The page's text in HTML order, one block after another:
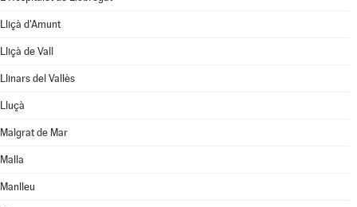
Lliçà d'Amunt
Lliçà de Vall
Llinars del Vallès
Lluçà
Malgrat de Mar
Malla
Manlleu